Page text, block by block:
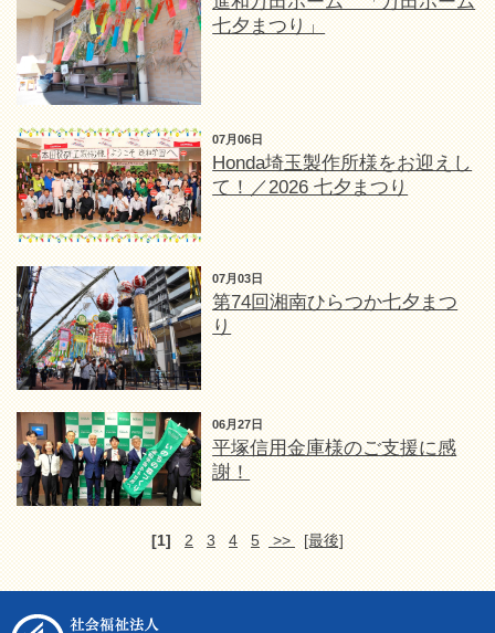
七夕まつり」
07月06日
Honda埼玉製作所様をお迎えし
て！／2026 七夕まつり
07月03日
第74回湘南ひらつか七夕まつ
り
06月27日
平塚信用金庫様のご支援に感
謝！
[1] 2 3 4 5 >> [最後]